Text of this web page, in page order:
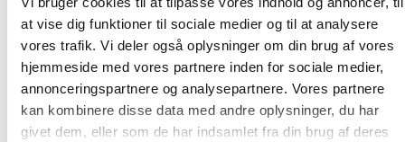
at vise dig funktioner til sociale medier og til at analysere
vores trafik. Vi deler også oplysninger om din brug af vores
hjemmeside med vores partnere inden for sociale medier,
annonceringspartnere og analysepartnere. Vores partnere
kan kombinere disse data med andre oplysninger, du har
givet dem, eller som de har indsamlet fra din brug af deres
Dybde: 5 cm
Diameter: Ø11 cm
Batteri: 1x AA (ikke inkluderet)
Ekstra information: Med lysfunktion
Farve: Guld